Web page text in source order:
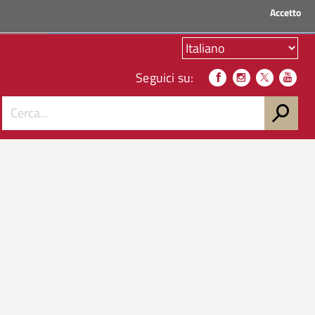
Accetto
Seguici su: